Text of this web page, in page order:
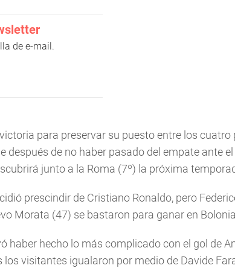
de e-mail.
para preservar su puesto entre los cuatro
después de no haber pasado del empate ante
junto a la Roma (7º) la próxima
prescindir de Cristiano Ronaldo, pero
Morata (47) se bastaron para ganar en
haber hecho lo más complicado con el gol de
visitantes igualaron por medio de Davide